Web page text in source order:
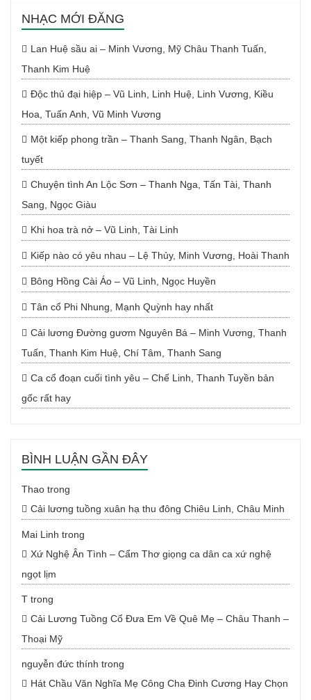
NHẠC MỚI ĐĂNG
Lan Huệ sầu ai – Minh Vương, Mỹ Châu Thanh Tuấn,
Thanh Kim Huệ
Độc thủ đại hiệp – Vũ Linh, Linh Huệ, Linh Vương, Kiều
Hoa, Tuấn Anh, Vũ Minh Vương
Một kiếp phong trần – Thanh Sang, Thanh Ngân, Bạch
tuyết
Chuyện tình An Lộc Sơn – Thanh Nga, Tấn Tài, Thanh
Sang, Ngọc Giàu
Khi hoa trà nở – Vũ Linh, Tài Linh
Kiếp nào có yêu nhau – Lệ Thủy, Minh Vương, Hoài Thanh
Bông Hồng Cài Áo – Vũ Linh, Ngọc Huyền
Tân cổ Phi Nhung, Mạnh Quỳnh hay nhất
Cải lương Đường gươm Nguyên Bá – Minh Vương, Thanh
Tuấn, Thanh Kim Huệ, Chí Tâm, Thanh Sang
Ca cổ đoạn cuối tình yêu – Chế Linh, Thanh Tuyền bản
gốc rất hay
BÌNH LUẬN GẦN ĐÂY
Thao trong
Cải lương tuồng xuân hạ thu đông Chiêu Linh, Châu Minh
Mai Linh trong
Xứ Nghệ Ân Tình – Cẩm Thơ giọng ca dân ca xứ nghệ
ngọt lịm
T trong
Cải Lương Tuồng Cổ Đưa Em Về Quê Mẹ – Châu Thanh –
Thoại Mỹ
nguyễn đức thính trong
Hát Chầu Văn Nghĩa Mẹ Công Cha Đinh Cương Hay Chọn